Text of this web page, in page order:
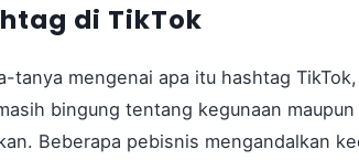
di TikTok
tanya mengenai apa itu hashtag
bingung tentang kegunaan
Beberapa pebisnis mengandalkan